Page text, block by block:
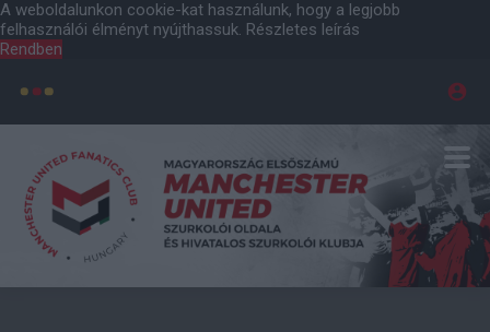
A weboldalunkon cookie-kat használunk, hogy a legjobb
felhasználói élményt nyújthassuk. Részletes leírás
Rendben